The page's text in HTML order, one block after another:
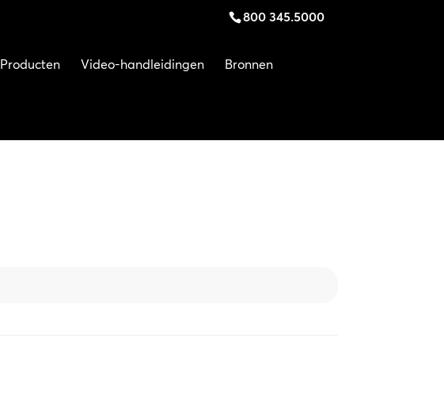
800 345.5000
Producten Video-handleidingen Bronnen